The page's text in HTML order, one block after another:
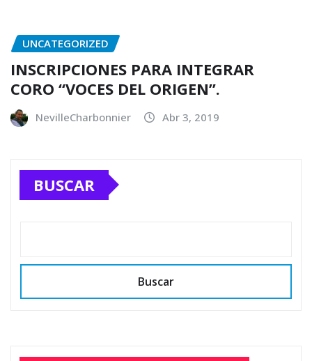
UNCATEGORIZED
INSCRIPCIONES PARA INTEGRAR
CORO “VOCES DEL ORIGEN”.
NevilleCharbonnier Abr 3, 2019
BUSCAR
Buscar